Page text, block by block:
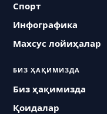
Спорт
Инфографика
Махсус лойиҳалар
БИЗ ҲАҚИМИЗДА
Биз ҳақимизда
Қоидалар